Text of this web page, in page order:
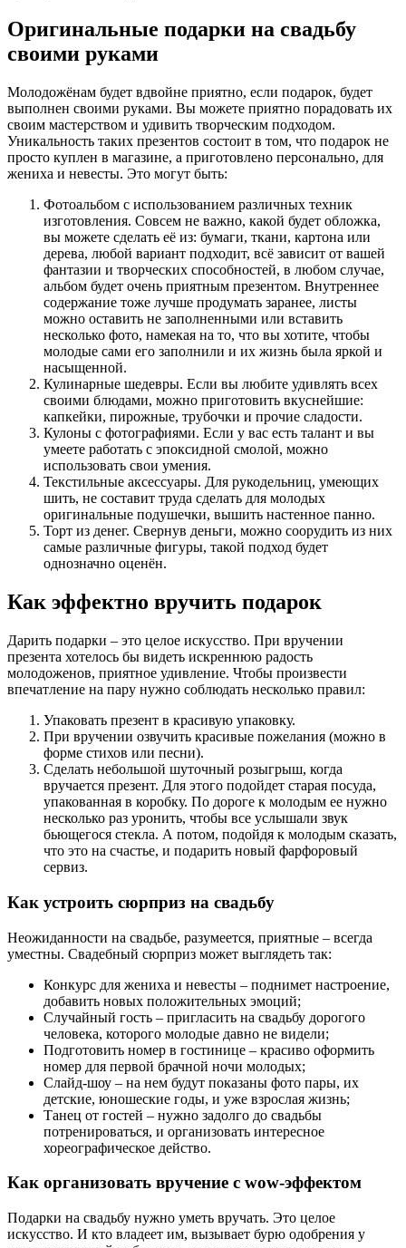
Оригинальные подарки на свадьбу
своими руками
Молодожёнам будет вдвойне приятно, если подарок, будет
выполнен своими руками. Вы можете приятно порадовать их
своим мастерством и удивить творческим подходом.
Уникальность таких презентов состоит в том, что подарок не
просто куплен в магазине, а приготовлено персонально, для
жениха и невесты. Это могут быть:
Фотоальбом с использованием различных техник
изготовления. Совсем не важно, какой будет обложка,
вы можете сделать её из: бумаги, ткани, картона или
дерева, любой вариант подходит, всё зависит от вашей
фантазии и творческих способностей, в любом случае,
альбом будет очень приятным презентом. Внутреннее
содержание тоже лучше продумать заранее, листы
можно оставить не заполненными или вставить
несколько фото, намекая на то, что вы хотите, чтобы
молодые сами его заполнили и их жизнь была яркой и
насыщенной.
Кулинарные шедевры. Если вы любите удивлять всех
своими блюдами, можно приготовить вкуснейшие:
капкейки, пирожные, трубочки и прочие сладости.
Кулоны с фотографиями. Если у вас есть талант и вы
умеете работать с эпоксидной смолой, можно
использовать свои умения.
Текстильные аксессуары. Для рукодельниц, умеющих
шить, не составит труда сделать для молодых
оригинальные подушечки, вышить настенное панно.
Торт из денег. Свернув деньги, можно соорудить из них
самые различные фигуры, такой подход будет
однозначно оценён.
Как эффектно вручить подарок
Дарить подарки – это целое искусство. При вручении
презента хотелось бы видеть искреннюю радость
молодоженов, приятное удивление. Чтобы произвести
впечатление на пару нужно соблюдать несколько правил:
Упаковать презент в красивую упаковку.
При вручении озвучить красивые пожелания (можно в
форме стихов или песни).
Сделать небольшой шуточный розыгрыш, когда
вручается презент. Для этого подойдет старая посуда,
упакованная в коробку. По дороге к молодым ее нужно
несколько раз уронить, чтобы все услышали звук
бьющегося стекла. А потом, подойдя к молодым сказать,
что это на счастье, и подарить новый фарфоровый
сервиз.
Как устроить сюрприз на свадьбу
Неожиданности на свадьбе, разумеется, приятные – всегда
уместны. Свадебный сюрприз может выглядеть так:
Конкурс для жениха и невесты – поднимет настроение,
добавить новых положительных эмоций;
Случайный гость – пригласить на свадьбу дорогого
человека, которого молодые давно не видели;
Подготовить номер в гостинице – красиво оформить
номер для первой брачной ночи молодых;
Слайд-шоу – на нем будут показаны фото пары, их
детские, юношеские годы, и уже взрослая жизнь;
Танец от гостей – нужно задолго до свадьбы
потренироваться, и организовать интересное
хореографическое действо.
Как организовать вручение с wow-эффектом
Подарки на свадьбу нужно уметь вручать. Это целое
искусство. И кто владеет им, вызывает бурю одобрения у